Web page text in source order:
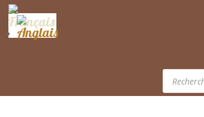
Recherche
produits